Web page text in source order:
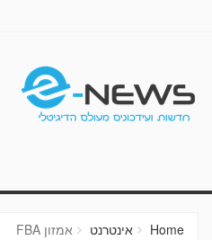
Home אינטרנט אמזון FBA